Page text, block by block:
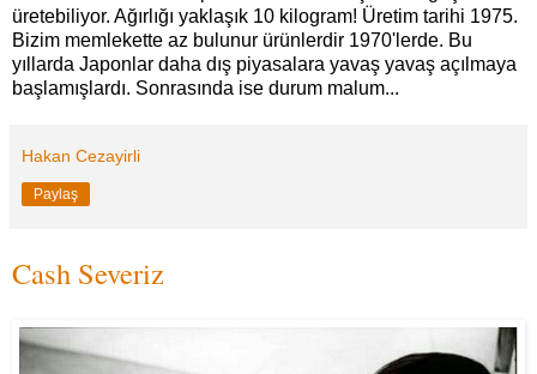
üretebiliyor. Ağırlığı yaklaşık 10 kilogram! Üretim tarihi 1975.
Bizim memlekette az bulunur ürünlerdir 1970'lerde. Bu
yıllarda Japonlar daha dış piyasalara yavaş yavaş açılmaya
başlamışlardı. Sonrasında ise durum malum...
Hakan Cezayirli
Paylaş
Cash Severiz